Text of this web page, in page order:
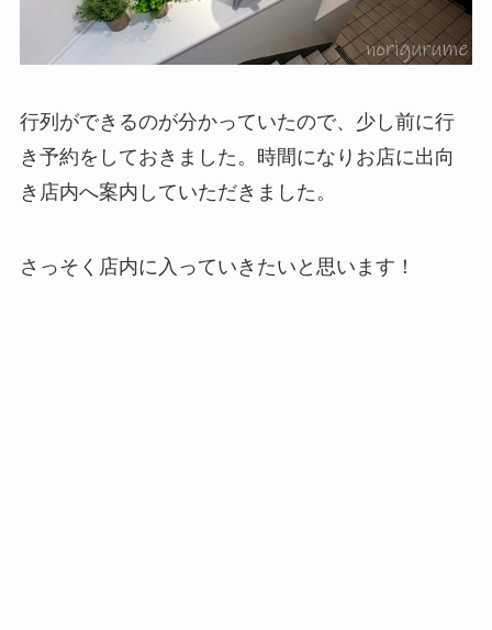
行列ができるのが分かっていたので、少し前に行
き予約をしておきました。時間になりお店に出向
き店内へ案内していただきました。
さっそく店内に入っていきたいと思います！